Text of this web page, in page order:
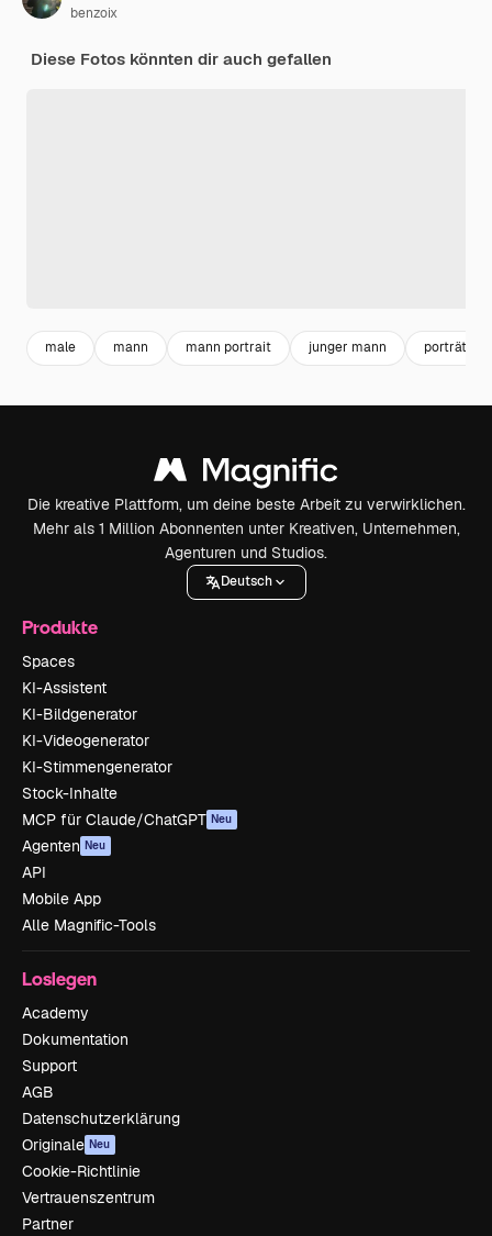
benzoix
Diese Fotos könnten dir auch gefallen
male mann mann portrait junger mann porträt
Die kreative Plattform, um deine beste Arbeit zu verwirklichen.
Mehr als 1 Million Abonnenten unter Kreativen, Unternehmen,
Agenturen und Studios.
Deutsch
Produkte
Spaces
KI-Assistent
KI-Bildgenerator
KI-Videogenerator
KI-Stimmengenerator
Stock-Inhalte
MCP für Claude/ChatGPT Neu
Agenten Neu
API
Mobile App
Alle Magnific-Tools
Loslegen
Academy
Dokumentation
Support
AGB
Datenschutzerklärung
Originale Neu
Cookie-Richtlinie
Vertrauenszentrum
Partner